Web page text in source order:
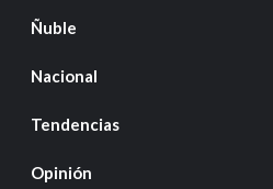
Ñuble
Nacional
Tendencias
Opinión